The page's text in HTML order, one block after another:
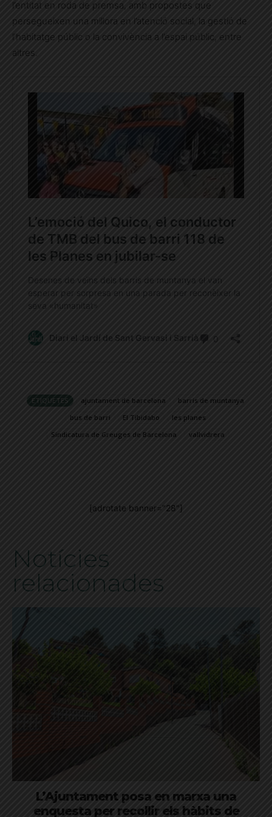
l’entitat en roda de premsa, amb propostes que
persegueixen una millora en l’atenció social, la gestió de
l’habitatge públic o la convivència a l’espai públic, entre
altres.
ETIQUETES ajuntament de barcelona
barris de muntanya
bus de barri
El Tibidabo
les planes
Sindicatura de Greuges de Barcelona
vallvidrera
[adrotate banner="28"]
Notícies
relacionades
L’Ajuntament posa en marxa una
enquesta per recollir els hàbits de